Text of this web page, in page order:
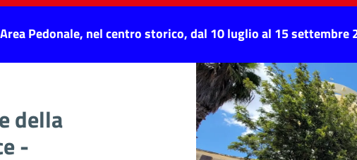
Pedonale, nel centro storico, dal 10 luglio al 15 settembre
della
-